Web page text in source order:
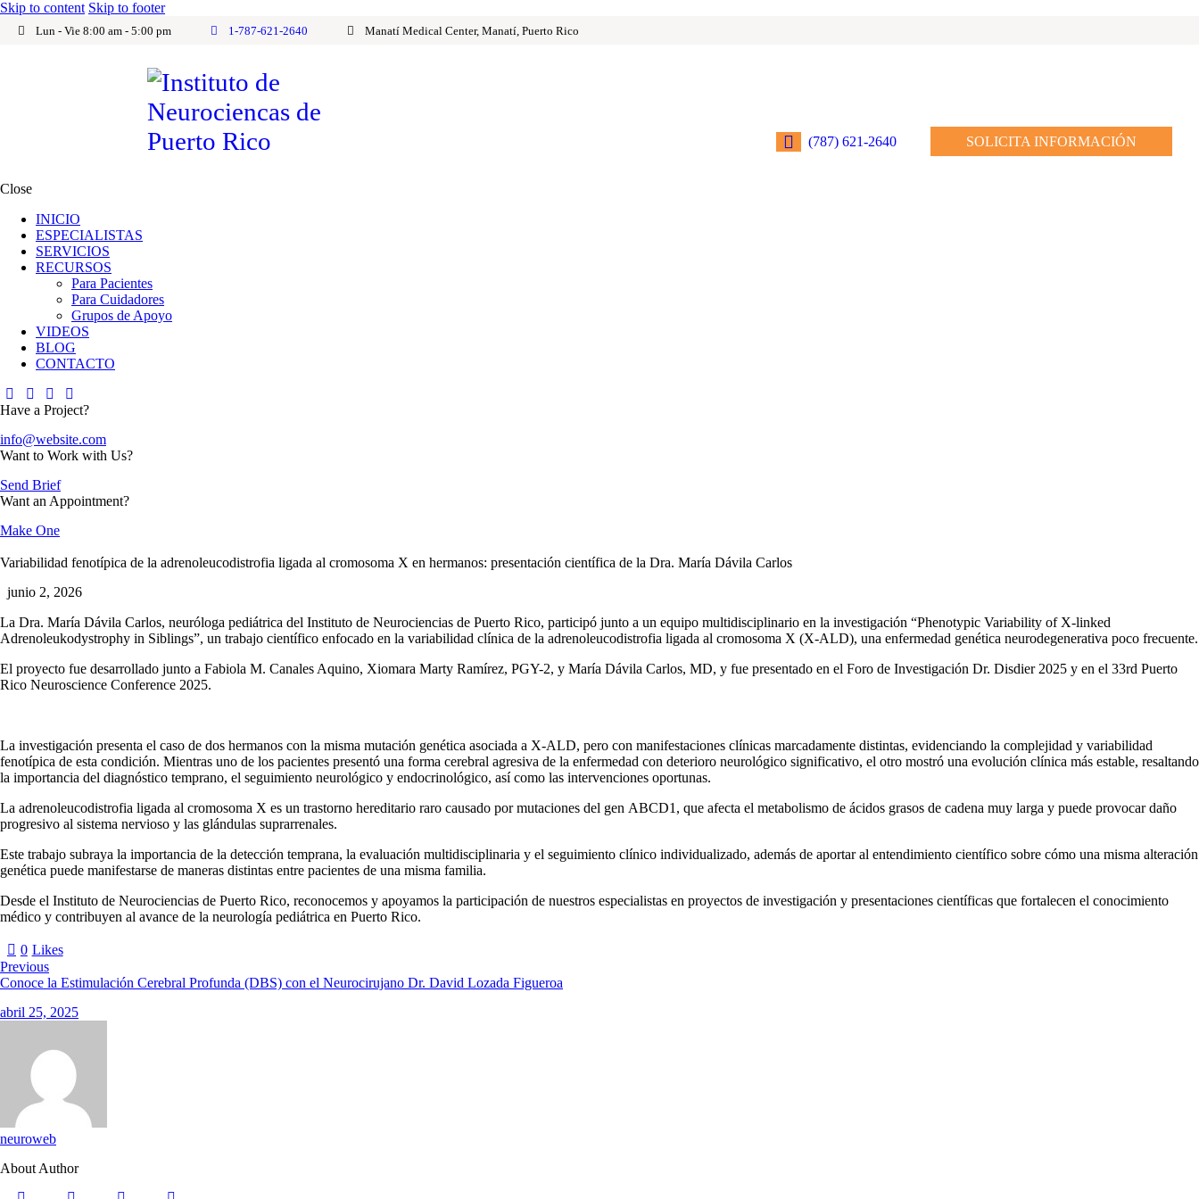
Skip to content Skip to footer
Lun - Vie 8:00 am - 5:00 pm 1-787-621-2640 Manatí Medical Center, Manatí, Puerto Rico
(787) 621-2640 SOLICITA INFORMACIÓN
Close
INICIO
ESPECIALISTAS
SERVICIOS
RECURSOS
Para Pacientes
Para Cuidadores
Grupos de Apoyo
VIDEOS
BLOG
CONTACTO
Have a Project?
info@website.com
Want to Work with Us?
Send Brief
Want an Appointment?
Make One
Variabilidad fenotípica de la adrenoleucodistrofia ligada al cromosoma X en hermanos: presentación científica de la Dra. María Dávila Carlos
junio 2, 2026
La Dra. María Dávila Carlos, neuróloga pediátrica del Instituto de Neurociencias de Puerto Rico, participó junto a un equipo multidisciplinario en la investigación “Phenotypic Variability of X-linked
Adrenoleukodystrophy in Siblings”, un trabajo científico enfocado en la variabilidad clínica de la adrenoleucodistrofia ligada al cromosoma X (X-ALD), una enfermedad genética neurodegenerativa poco frecuente.
El proyecto fue desarrollado junto a Fabiola M. Canales Aquino, Xiomara Marty Ramírez, PGY-2, y María Dávila Carlos, MD, y fue presentado en el Foro de Investigación Dr. Disdier 2025 y en el 33rd Puerto
Rico Neuroscience Conference 2025.
La investigación presenta el caso de dos hermanos con la misma mutación genética asociada a X-ALD, pero con manifestaciones clínicas marcadamente distintas, evidenciando la complejidad y variabilidad
fenotípica de esta condición. Mientras uno de los pacientes presentó una forma cerebral agresiva de la enfermedad con deterioro neurológico significativo, el otro mostró una evolución clínica más estable, resaltando
la importancia del diagnóstico temprano, el seguimiento neurológico y endocrinológico, así como las intervenciones oportunas.
La adrenoleucodistrofia ligada al cromosoma X es un trastorno hereditario raro causado por mutaciones del gen ABCD1 , que afecta el metabolismo de ácidos grasos de cadena muy larga y puede provocar daño
progresivo al sistema nervioso y las glándulas suprarrenales.
Este trabajo subraya la importancia de la detección temprana, la evaluación multidisciplinaria y el seguimiento clínico individualizado, además de aportar al entendimiento científico sobre cómo una misma alteración
genética puede manifestarse de maneras distintas entre pacientes de una misma familia.
Desde el Instituto de Neurociencias de Puerto Rico, reconocemos y apoyamos la participación de nuestros especialistas en proyectos de investigación y presentaciones científicas que fortalecen el conocimiento
médico y contribuyen al avance de la neurología pediátrica en Puerto Rico.
0 Likes
Previous
Conoce la Estimulación Cerebral Profunda (DBS) con el Neurocirujano Dr. David Lozada Figueroa
abril 25, 2025
neuroweb
About Author